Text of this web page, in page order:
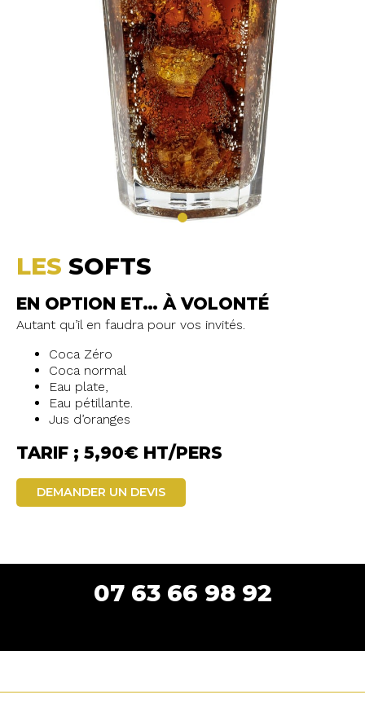
LES SOFTS
EN OPTION ET… À VOLONTÉ
Autant qu’il en faudra pour vos invités.
Coca Zéro
Coca normal
Eau plate,
Eau pétillante.
Jus d’oranges
TARIF ; 5,90€ HT/PERS
DEMANDER UN DEVIS
07 63 66 98 92